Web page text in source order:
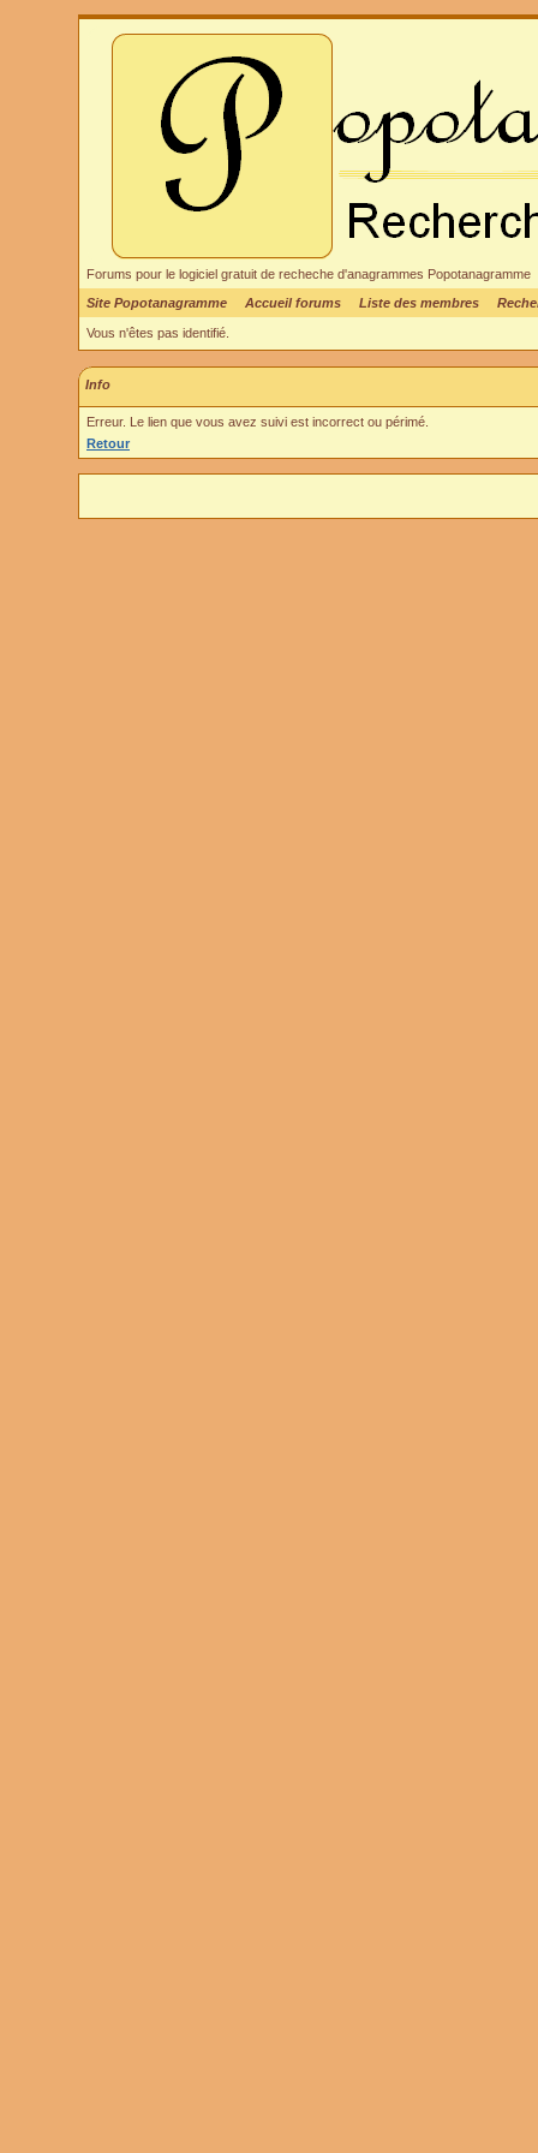
Forums pour le logiciel gratuit de recheche d'anagrammes Popotanagramme
Site Popotanagramme
Accueil forums Liste des membres
Vous n'êtes pas identifié.
Info
Erreur. Le lien que vous avez suivi est incorrect ou périmé.
Retour